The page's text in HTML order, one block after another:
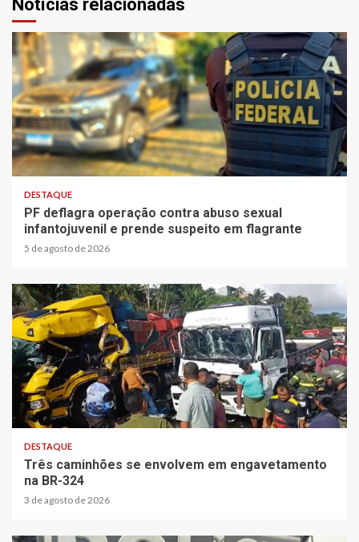
Notícias relacionadas
3 min read
DESTAQUE
PF deflagra operação contra abuso sexual
infantojuvenil e prende suspeito em flagrante
5 de agosto de 2026
2 min read
DESTAQUE
Três caminhões se envolvem em engavetamento
na BR-324
3 de agosto de 2026